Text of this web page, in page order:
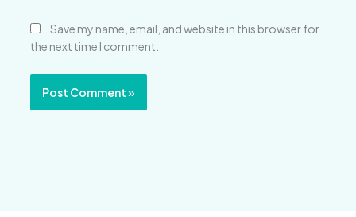
Save my name, email, and website in this browser for
the next time I comment.